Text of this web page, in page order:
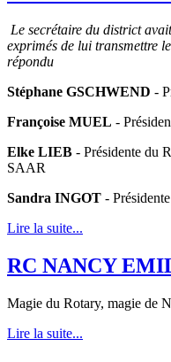
Le secrétaire du district
exprimés de lui transmettre
répondu
Stéphane GSCHWEND -
Françoise MUEL -
Elke LIEB - Présidente
SAAR
Sandra INGOT -
Lire la suite...
RC NANCY
Magie du Rotary, magie de
Lire la suite...